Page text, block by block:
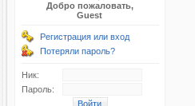
Добро пожаловать,
Guest
Регистрация или вход
Потеряли пароль?
Ник:
Пароль: